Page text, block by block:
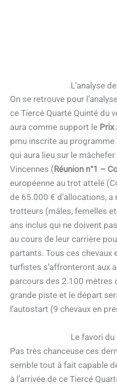
L’analyse
On se retrouve pour
ce Tiercé Quarté Quinté du
aura comme support le Prix
pmu inscrite au programme
qui aura lieu sur le
Vincennes (Réunion n°1 –
européenne au trot attelé
de 65.000 € d’allocations, a
trotteurs (mâles, femelles
ans inclus qui ne doivent
au cours de leur carrière
partants. Tous ces chevaux
turfistes s’affronteront aux
parcours des 2.100 mètres
grande piste et le départ
l’autostart (9 chevaux en
Le favori
Pas très chanceuse ces
semble tout à fait capable
à l’arrivée de ce Tiercé